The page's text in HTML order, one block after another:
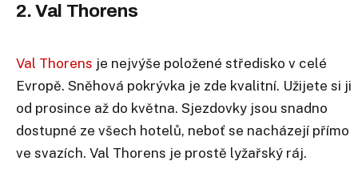
2. Val Thorens
Val Thorens je nejvýše položené středisko v celé
Evropě. Sněhová pokrývka je zde kvalitní. Užijete si ji
od prosince až do května. Sjezdovky jsou snadno
dostupné ze všech hotelů, neboť se nacházejí přímo
ve svazích. Val Thorens je prostě lyžařský ráj.